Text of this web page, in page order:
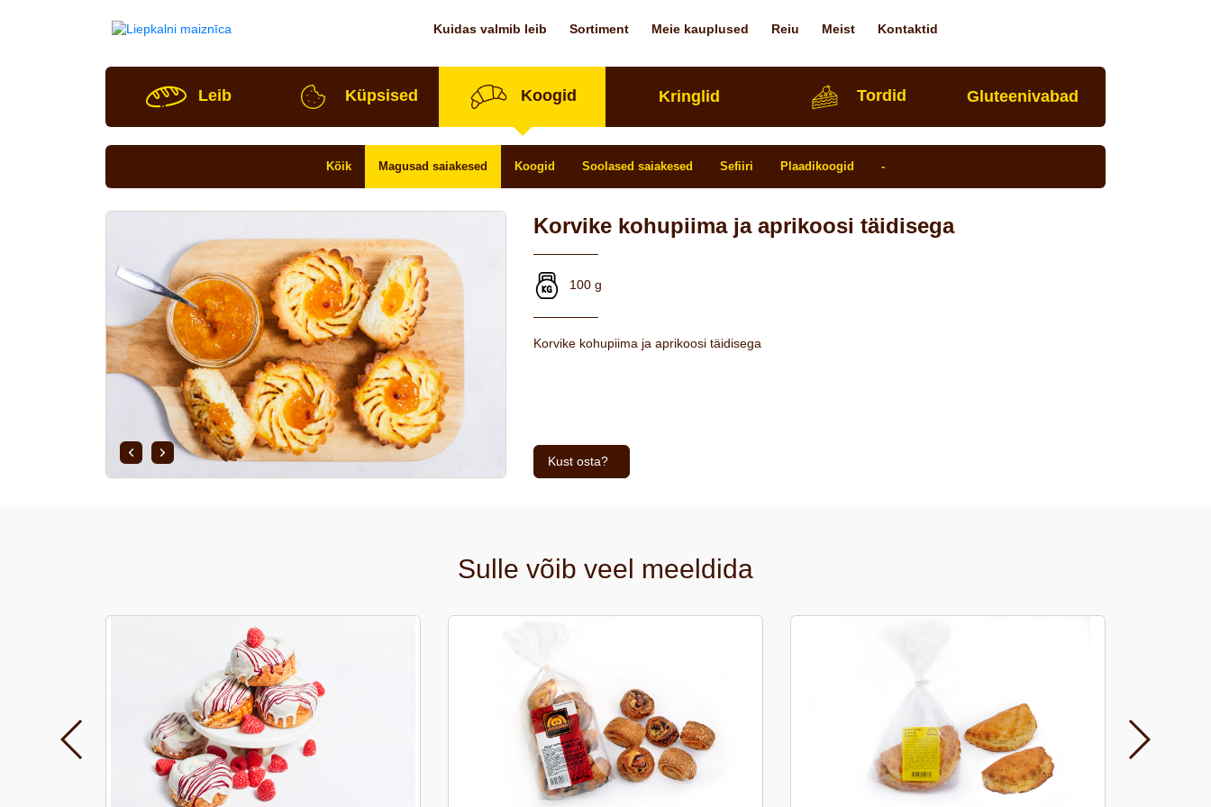
Kuidas valmib leib Sortiment Meie kauplused Reiu Meist Kontaktid
Leib Küpsised Koogid Kringlid Tordid Gluteeni­vabad
Kõik Magusad saiakesed Koogid Soolased saiakesed Sefiiri Plaadikoogid -
Korvike kohupiima ja aprikoosi täidisega
100 g
Korvike kohupiima ja aprikoosi täidisega
Kust osta?
Sulle võib veel meeldida